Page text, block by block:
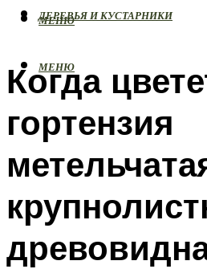
ДЕРЕВЬЯ И КУСТАРНИКИ
МЕНЮ
МЕНЮ
Когда
гортензия